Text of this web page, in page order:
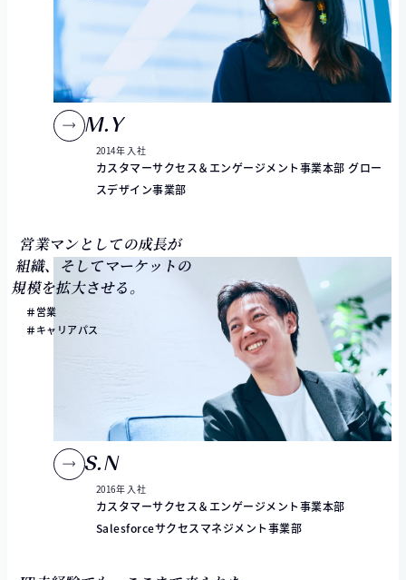
M.Y
2014年 入社
カスタマーサクセス＆エンゲージメント事業本部 グロー
スデザイン事業部
営業マンとしての成長が
組織、そしてマーケットの
規模を拡大させる。
営業
キャリアパス
S.N
2016年 入社
カスタマーサクセス＆エンゲージメント事業本部
Salesforceサクセスマネジメント事業部